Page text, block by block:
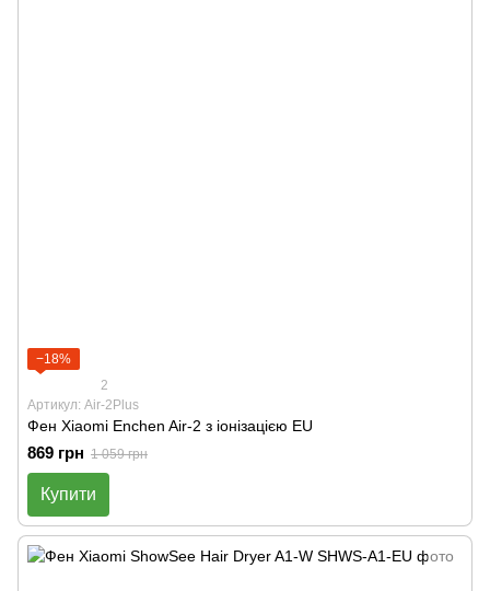
−18%
2
Артикул: Air-2Plus
Фен Xiaomi Enchen Air-2 з іонізацією EU
869 грн 1 059 грн
Купити